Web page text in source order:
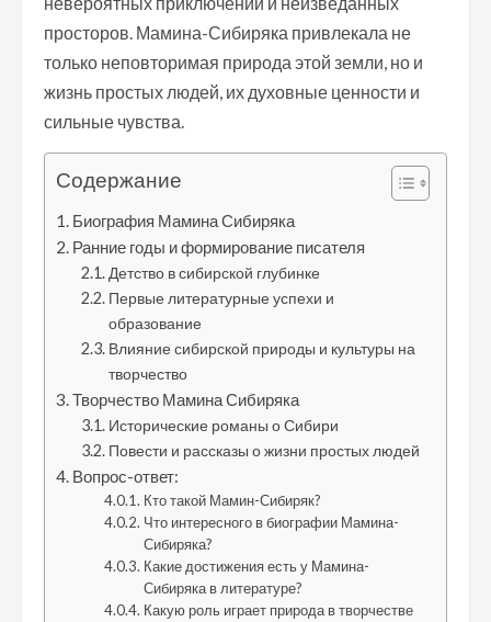
просторов. Мамина-Сибиряка привлекала не
только неповторимая природа этой земли, но и
жизнь простых людей, их духовные ценности и
сильные чувства.
Содержание
Биография Мамина Сибиряка
Ранние годы и формирование писателя
Детство в сибирской глубинке
Первые литературные успехи и
образование
Влияние сибирской природы и культуры на
творчество
Творчество Мамина Сибиряка
Исторические романы о Сибири
Повести и рассказы о жизни простых людей
Вопрос-ответ:
Кто такой Мамин-Сибиряк?
Что интересного в биографии Мамина-
Сибиряка?
Какие достижения есть у Мамина-
Сибиряка в литературе?
Какую роль играет природа в творчестве